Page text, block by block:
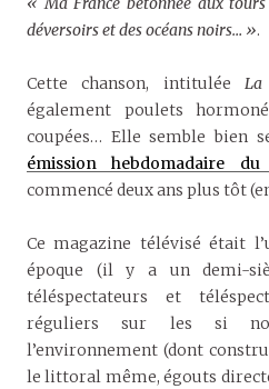
déversoirs et des océans noirs… ».
Cette chanson, intitulée La
également poulets
coupées… Elle semble bien
émission hebdomadaire
commencé deux ans plus tôt (en
Ce magazine télévisé était
époque (il y a un demi-
téléspectateurs et
réguliers sur les si
l’environnement (dont
le littoral même, égouts